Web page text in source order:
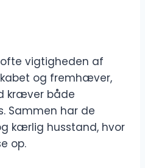
vigtigheden af
og fremhæver,
kræver både
Sammen har de
kærlig husstand, hvor
op.